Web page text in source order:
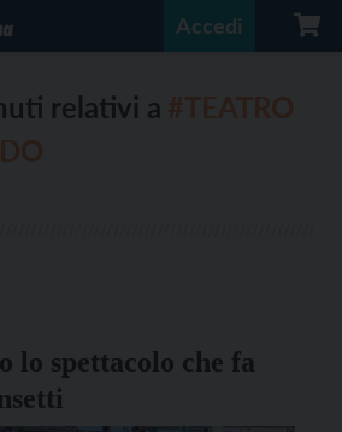
Accedi
relativi a
lo spettacolo che fa